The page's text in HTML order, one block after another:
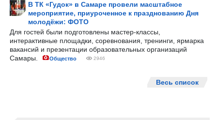
В ТК «Гудок» в Самаре провели масштабное
мероприятие, приуроченное к празднованию Дня
молодёжи: ФОТО
Для гостей были подготовлены мастер-классы,
интерактивные площадки, соревнования, тренинги, ярмарка
вакансий и презентации образовательных организаций
Самары.
Общество 2946
Весь список